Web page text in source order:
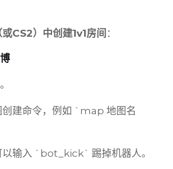
CS2）中创建1v1房间 ：
创建命令，例如 `map 地图名
以输入 `bot_kick` 踢掉机器人。